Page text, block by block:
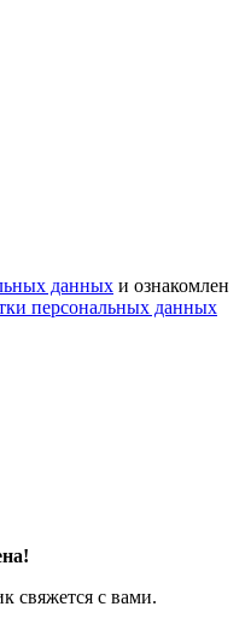
данных и ознакомлен
персональных данных
свяжется с вами.